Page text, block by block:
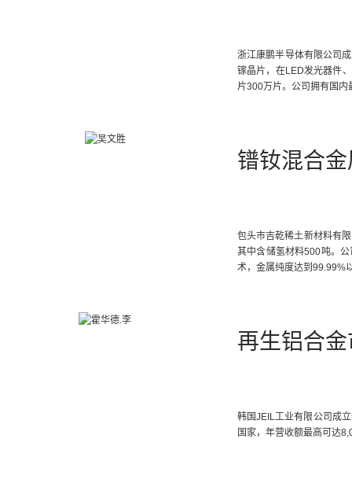
浙江康鹏半导体有限公司
镓晶片，在LED发光器件
片300万片。公司拥有国内
镨钕混合
包头市吉乾稀土新材料有
其中含储氢材料500吨。
术，金属纯度达到99.99%
再生铝合
韩国JEIL工业有限公司成
国家，年营收额最高可达